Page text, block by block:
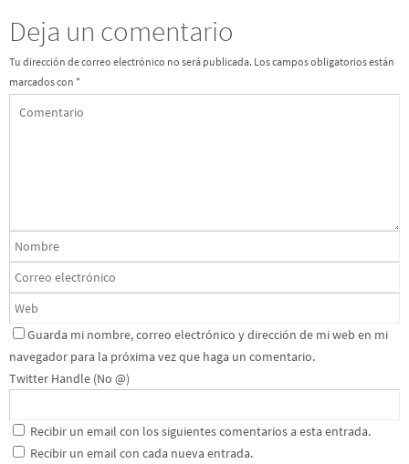
Deja un comentario
Tu dirección de correo electrónico no será publicada. Los campos obligatorios están
marcados con *
Guarda mi nombre, correo electrónico y dirección de mi web en mi
navegador para la próxima vez que haga un comentario.
Twitter Handle (No @)
Recibir un email con los siguientes comentarios a esta entrada.
Recibir un email con cada nueva entrada.